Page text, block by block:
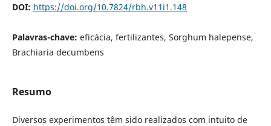
DOI: https://doi.org/10.7824/rbh.v11i1.148
Palavras-chave: eficácia, fertilizantes, Sorghum halepense,
Brachiaria decumbens
Resumo
Diversos experimentos têm sido realizados com intuito de